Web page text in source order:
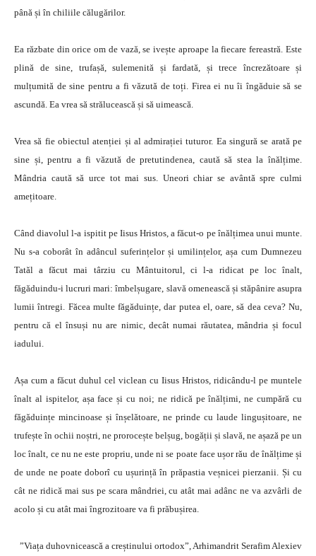
până și în chiliile călugărilor.
Ea răzbate din orice om de vază, se ivește aproape la fiecare fereastră. Este
plină de sine, trufașă, sulemenită și fardată, și trece încrezătoare și
mulțumită de sine pentru a fi văzută de toți. Firea ei nu îi îngăduie să se
ascundă. Ea vrea să strălucească și să uimească.
Vrea să fie obiectul atenției și al admirației tuturor. Ea singură se arată pe
sine și, pentru a fi văzută de pretutindenea, caută să stea la înălțime.
Mândria caută să urce tot mai sus. Uneori chiar se avântă spre culmi
amețitoare.
Când diavolul l-a ispitit pe Iisus Hristos, a făcut-o pe înălțimea unui munte.
Nu s-a coborât în adâncul suferințelor și umilințelor, așa cum Dumnezeu
Tatăl a făcut mai târziu cu Mântuitorul, ci l-a ridicat pe loc înalt,
făgăduindu-i lucruri mari: îmbelșugare, slavă omenească și stăpânire asupra
lumii întregi. Făcea multe făgăduințe, dar putea el, oare, să dea ceva? Nu,
pentru că el însuși nu are nimic, decât numai răutatea, mândria și focul
iadului.
Așa cum a făcut duhul cel viclean cu Iisus Hristos, ridicându-l pe muntele
înalt al ispitelor, așa face și cu noi; ne ridică pe înălțimi, ne cumpără cu
făgăduințe mincinoase și înșelătoare, ne prinde cu laude lingușitoare, ne
trufește în ochii noștri, ne prorocește belșug, bogății și slavă, ne așază pe un
loc înalt, ce nu ne este propriu, unde ni se poate face ușor rău de înălțime și
de unde ne poate doborî cu ușurință în prăpastia veșnicei pierzanii. Și cu
cât ne ridică mai sus pe scara mândriei, cu atât mai adânc ne va azvârli de
acolo și cu atât mai îngrozitoare va fi prăbușirea.
”Viața duhovnicească a creștinului ortodox”, Arhimandrit Serafim Alexiev